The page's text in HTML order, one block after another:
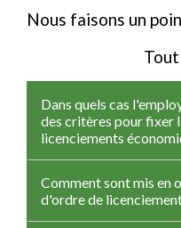
Nous faisons un
Dans quels cas
des critères pour fixer
licenciements
Comment sont mis en
d'ordre de